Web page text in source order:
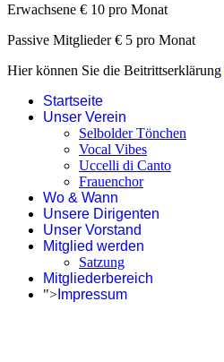
Erwachsene € 10 pro Monat
Passive Mitglieder € 5 pro Monat
Hier können Sie die Beitrittserklärung
Startseite
Unser Verein
Selbolder Tönchen
Vocal Vibes
Uccelli di Canto
Frauenchor
Wo & Wann
Unsere Dirigenten
Unser Vorstand
Mitglied werden
Satzung
Mitgliederbereich
"> Impressum